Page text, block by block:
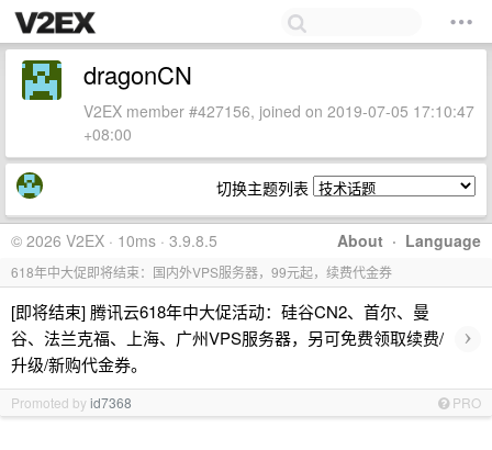
dragonCN
V2EX member #427156, joined on 2019-07-05 17:10:47
+08:00
切换主题列表
About · Language
© 2026 V2EX · 10ms · 3.9.8.5
618年中大促即将结束：国内外VPS服务器，99元起，续费代金券
[即将结束] 腾讯云618年中大促活动：硅谷CN2、首尔、曼
谷、法兰克福、上海、广州VPS服务器，另可免费领取续费/
升级/新购代金券。
›
Promoted byid7368 PRO